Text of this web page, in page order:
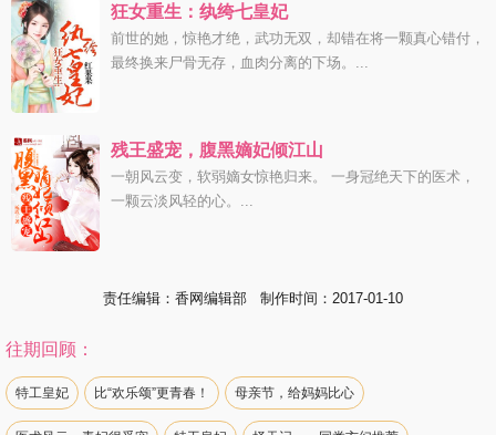
狂女重生：纨绔七皇妃
前世的她，惊艳才绝，武功无双，却错在将一颗真心错付，
最终换来尸骨无存，血肉分离的下场。...
残王盛宠，腹黑嫡妃倾江山
一朝风云变，软弱嫡女惊艳归来。 一身冠绝天下的医术，
一颗云淡风轻的心。...
责任编辑：香网编辑部 制作时间：2017-01-10
往期回顾：
特工皇妃 比“欢乐颂”更青春！ 母亲节，给妈妈比心